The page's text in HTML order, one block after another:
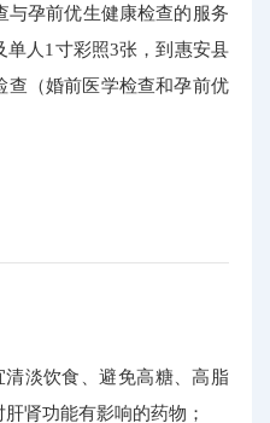
孕前优生健康检查的服务
单人1寸彩照3张，到惠安县
查（婚前医学检查和孕前优
淡饮食、避免高糖、高脂
肾功能有影响的药物；